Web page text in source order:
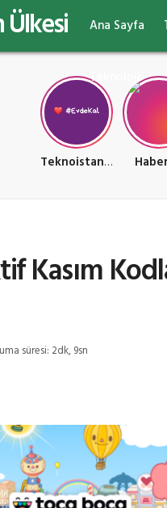
Ana Sayfa
Teknoloji
Teknoistan Teknoloji ve Oyun Ülkesi
Kasım
süresi: 2dk, 9sn